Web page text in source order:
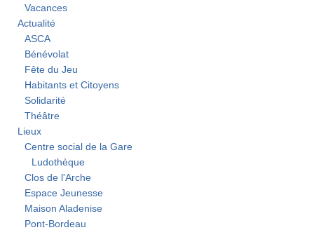
Vacances
Actualité
ASCA
Bénévolat
Fête du Jeu
Habitants et Citoyens
Solidarité
Théâtre
Lieux
Centre social de la Gare
Ludothèque
Clos de l'Arche
Espace Jeunesse
Maison Aladenise
Pont-Bordeau